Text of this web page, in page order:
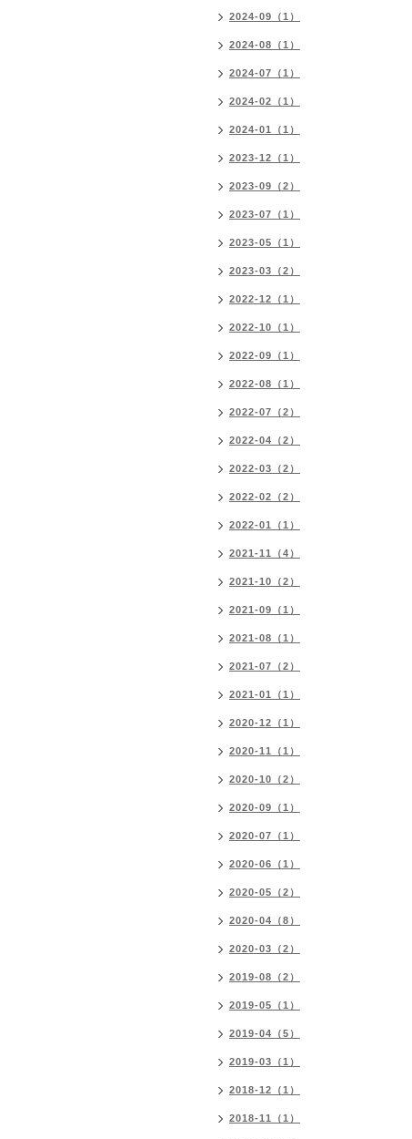
2024-09（1）
2024-08（1）
2024-07（1）
2024-02（1）
2024-01（1）
2023-12（1）
2023-09（2）
2023-07（1）
2023-05（1）
2023-03（2）
2022-12（1）
2022-10（1）
2022-09（1）
2022-08（1）
2022-07（2）
2022-04（2）
2022-03（2）
2022-02（2）
2022-01（1）
2021-11（4）
2021-10（2）
2021-09（1）
2021-08（1）
2021-07（2）
2021-01（1）
2020-12（1）
2020-11（1）
2020-10（2）
2020-09（1）
2020-07（1）
2020-06（1）
2020-05（2）
2020-04（8）
2020-03（2）
2019-08（2）
2019-05（1）
2019-04（5）
2019-03（1）
2018-12（1）
2018-11（1）